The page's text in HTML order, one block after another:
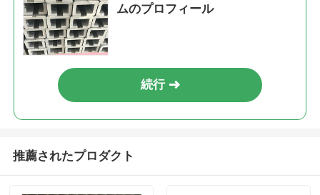
ムのプロフィール
続行
推薦されたプロダクト